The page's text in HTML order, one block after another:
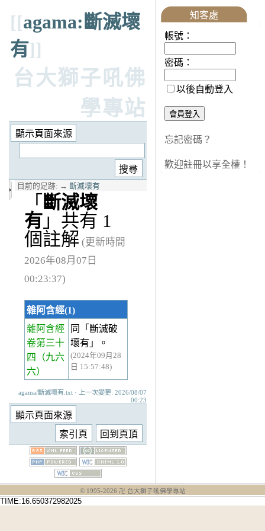
[[agama:斷滅壞
有]]
台大獅子吼佛
學專站
目前的足跡: → 斷滅壞有
「 斷滅壞
有 」共有 1
個註解 (更新時間
2026年08月07日
00:23:37)
雜阿含經(1)
雜阿含經
卷第三十
四
（九六
六）
同「斷滅破
壞有」。
(2024年09月28
日 15:57:48)
agama/斷滅壞有.txt · 上一次變更: 2026/08/07
00:23
知客處
帳號：
密碼：
以後自動登入
忘記密碼？
歡迎註冊以享全權！
© 1995-2026 卍 台大獅子吼佛學專站
TIME:16.650372982025